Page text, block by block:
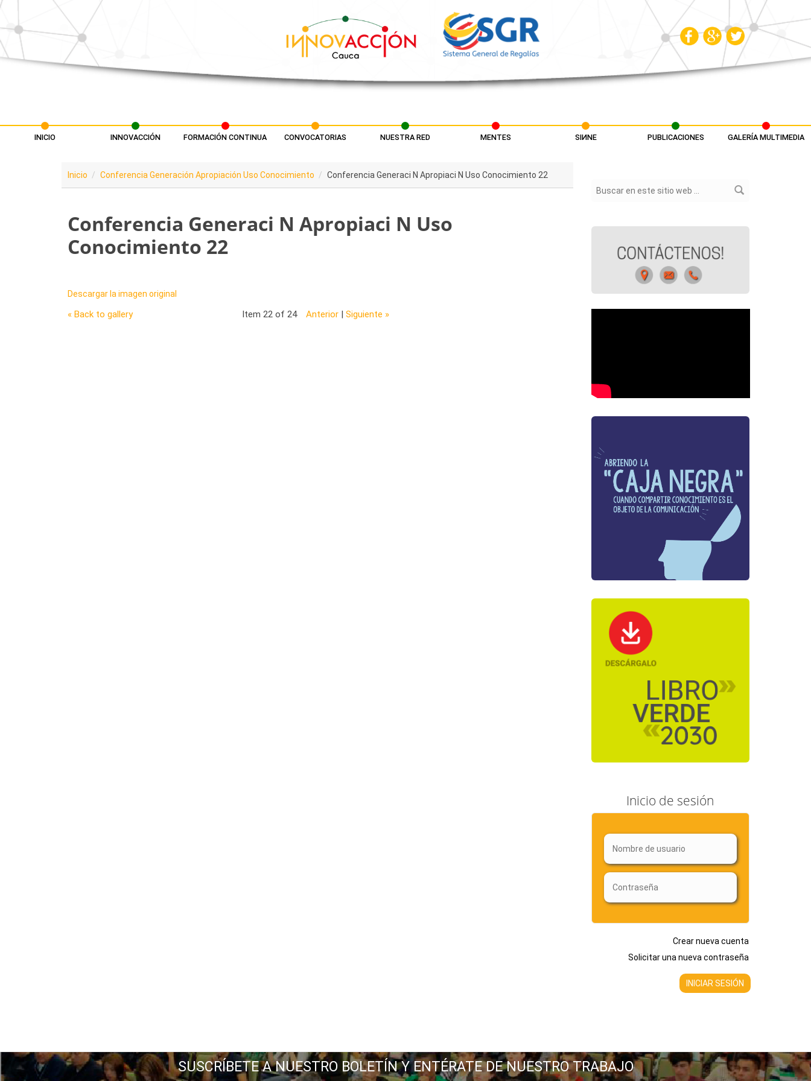
Pasar al contenido principal
INICIO INNOVACCIÓN FORMACIÓN CONTINUA CONVOCATORIAS NUESTRA RED MENTES SIИNE PUBLICACIONES GALERÍA MULTIMEDIA
Inicio Conferencia Generación Apropiación Uso Conocimiento Conferencia Generaci N Apropiaci N Uso Conocimiento 22
Conferencia Generaci N Apropiaci N Uso
Conocimiento 22
Descargar la imagen original
« Back to gallery Item 22 of 24 Anterior | Siguiente »
Formulario de búsqueda
Inicio de sesión
Crear nueva cuenta
Solicitar una nueva contraseña
SUSCRÍBETE A NUESTRO BOLETÍN Y ENTÉRATE DE NUESTRO TRABAJO